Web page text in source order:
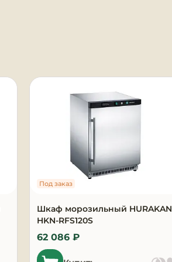
Шкаф морозильный HURAKAN
HKN-RFS120S
Под заказ
62 086 ₽